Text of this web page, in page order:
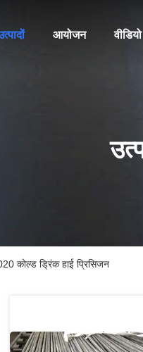
आयोजन वीडियो
कोल्ड ड्रिंक हाई प्रिसिजन